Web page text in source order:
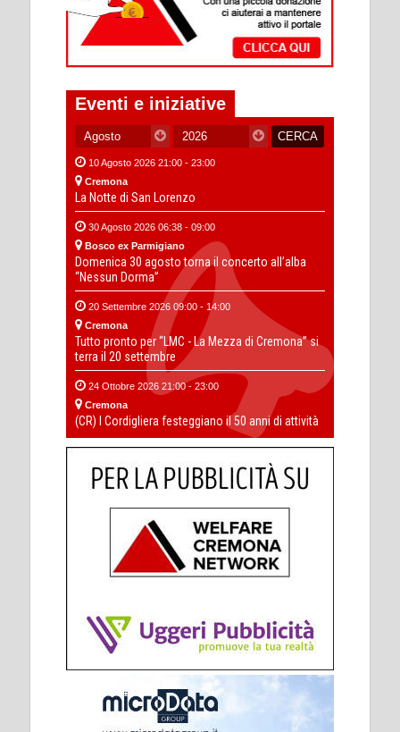
Eventi e iniziative
10 Agosto 2026 21:00 - 23:00
Cremona
La Notte di San Lorenzo
30 Agosto 2026 06:38 - 09:00
Bosco ex Parmigiano
Domenica 30 agosto torna il concerto all’alba
“Nessun Dorma”
20 Settembre 2026 09:00 - 14:00
Cremona
Tutto pronto per “LMC - La Mezza di Cremona” si
terra il 20 settembre
24 Ottobre 2026 21:00 - 23:00
Cremona
(CR) I Cordigliera festeggiano il 50 anni di attività